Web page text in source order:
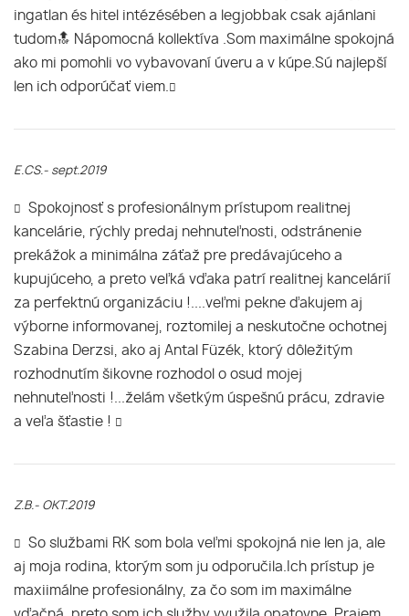
ingatlan és hitel intézésében a legjobbak csak ajánlani
tudom🔝 Nápomocná kollektíva .Som maximálne spokojná
ako mi pomohli vo vybavovaní úveru a v kúpe.Sú najlepší
len ich odporúčať viem.
E.CS.- sept.2019
Spokojnosť s profesionálnym prístupom realitnej
kancelárie, rýchly predaj nehnuteľnosti, odstránenie
prekážok a minimálna záťaž pre predávajúceho a
kupujúceho, a preto veľká vďaka patrí realitnej kancelárií
za perfektnú organizáciu !....veľmi pekne ďakujem aj
výborne informovanej, roztomilej a neskutočne ochotnej
Szabina Derzsi, ako aj Antal Füzék, ktorý dôležitým
rozhodnutím šikovne rozhodol o osud mojej
nehnuteľnosti !...želám všetkým úspešnú prácu, zdravie
a veľa šťastie !
Z.B.- OKT.2019
So službami RK som bola veľmi spokojná nie len ja, ale
aj moja rodina, ktorým som ju odporučila.Ich prístup je
maxiimálne profesionálny, za čo som im maximálne